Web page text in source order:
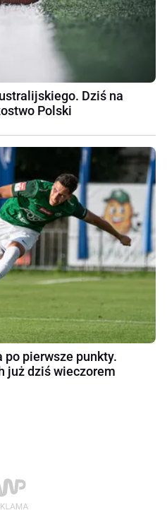
Dziś na
Polski
po pierwsze punkty.
już dziś wieczorem